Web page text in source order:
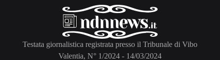
Testata giornalistica registrata presso il Tribunale di Vibo
Valentia, N° 1/2024 - 14/03/2024